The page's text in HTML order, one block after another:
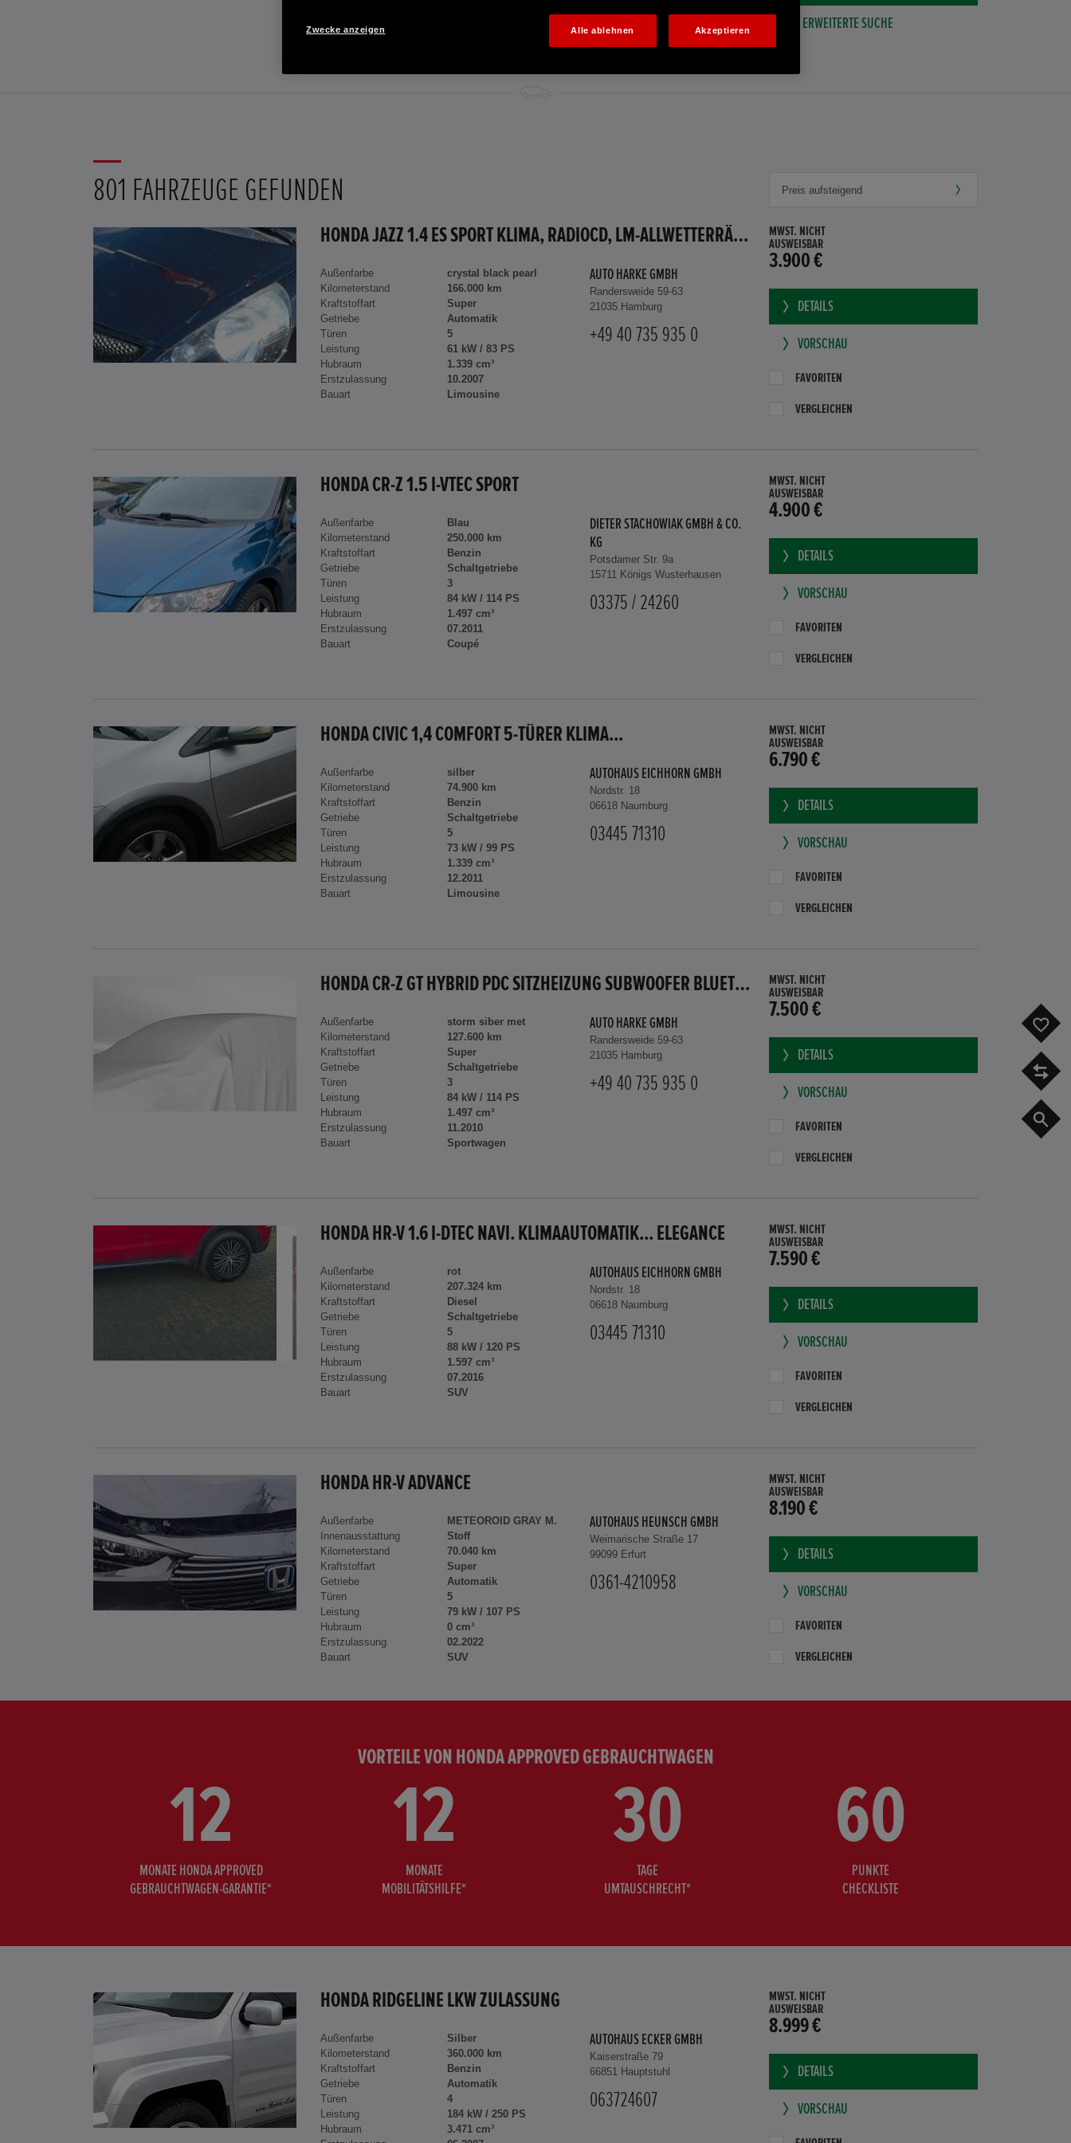
ERWEITERTE SUCHE
801 FAHRZEUGE GEFUNDEN
HONDA JAZZ 1.4 ES SPORT KLIMA, RADIOCD, LM-ALLWETTERRÄDER, PRIVACY
Außenfarbe
crystal black pearl
Kilometerstand
166.000 km
Kraftstoffart
Super
Getriebe
Automatik
Türen
5
Leistung
61 kW / 83 PS
Hubraum
1.339 cm³
Erstzulassung
10.2007
Bauart
Limousine
AUTO HARKE GMBH
Randersweide 59-63
21035 Hamburg
+49 40 735 935 0
MWST. NICHT
AUSWEISBAR
3.900 €
DETAILS
VORSCHAU
FAVORITEN
VERGLEICHEN
HONDA CR-Z 1.5 I-VTEC SPORT
Außenfarbe
Blau
Kilometerstand
250.000 km
Kraftstoffart
Benzin
Getriebe
Schaltgetriebe
Türen
3
Leistung
84 kW / 114 PS
Hubraum
1.497 cm³
Erstzulassung
07.2011
Bauart
Coupé
DIETER STACHOWIAK GMBH & CO.
KG
Potsdamer Str. 9a
15711 Königs Wusterhausen
03375 / 24260
MWST. NICHT
AUSWEISBAR
4.900 €
DETAILS
VORSCHAU
FAVORITEN
VERGLEICHEN
HONDA CIVIC 1,4 COMFORT 5-TÜRER KLIMA...
Außenfarbe
silber
Kilometerstand
74.900 km
Kraftstoffart
Benzin
Getriebe
Schaltgetriebe
Türen
5
Leistung
73 kW / 99 PS
Hubraum
1.339 cm³
Erstzulassung
12.2011
Bauart
Limousine
AUTOHAUS EICHHORN GMBH
Nordstr. 18
06618 Naumburg
03445 71310
MWST. NICHT
AUSWEISBAR
6.790 €
DETAILS
VORSCHAU
FAVORITEN
VERGLEICHEN
HONDA CR-Z GT HYBRID PDC SITZHEIZUNG SUBWOOFER BLUETOOTH
Außenfarbe
storm siber met
Kilometerstand
127.600 km
Kraftstoffart
Super
Getriebe
Schaltgetriebe
Türen
3
Leistung
84 kW / 114 PS
Hubraum
1.497 cm³
Erstzulassung
11.2010
Bauart
Sportwagen
AUTO HARKE GMBH
Randersweide 59-63
21035 Hamburg
+49 40 735 935 0
MWST. NICHT
AUSWEISBAR
7.500 €
DETAILS
VORSCHAU
FAVORITEN
VERGLEICHEN
HONDA HR-V 1.6 I-DTEC NAVI. KLIMAAUTOMATIK... ELEGANCE
Außenfarbe
rot
Kilometerstand
207.324 km
Kraftstoffart
Diesel
Getriebe
Schaltgetriebe
Türen
5
Leistung
88 kW / 120 PS
Hubraum
1.597 cm³
Erstzulassung
07.2016
Bauart
SUV
AUTOHAUS EICHHORN GMBH
Nordstr. 18
06618 Naumburg
03445 71310
MWST. NICHT
AUSWEISBAR
7.590 €
DETAILS
VORSCHAU
FAVORITEN
VERGLEICHEN
HONDA HR-V ADVANCE
Außenfarbe
METEOROID GRAY M.
Innenausstattung
Stoff
Kilometerstand
70.040 km
Kraftstoffart
Super
Getriebe
Automatik
Türen
5
Leistung
79 kW / 107 PS
Hubraum
0 cm³
Erstzulassung
02.2022
Bauart
SUV
AUTOHAUS HEUNSCH GMBH
Weimarische Straße 17
99099 Erfurt
0361-4210958
MWST. NICHT
AUSWEISBAR
8.190 €
DETAILS
VORSCHAU
FAVORITEN
VERGLEICHEN
VORTEILE VON HONDA APPROVED GEBRAUCHTWAGEN
12
MONATE HONDA APPROVED
GEBRAUCHTWAGEN-GARANTIE*
12
MONATE
MOBILITÄTSHILFE*
30
TAGE
UMTAUSCHRECHT*
60
PUNKTE
CHECKLISTE
HONDA RIDGELINE LKW ZULASSUNG
Außenfarbe
Silber
Kilometerstand
360.000 km
Kraftstoffart
Benzin
Getriebe
Automatik
Türen
4
Leistung
184 kW / 250 PS
Hubraum
3.471 cm³
AUTOHAUS ECKER GMBH
Kaiserstraße 79
66851 Hauptstuhl
063724607
MWST. NICHT
AUSWEISBAR
8.999 €
DETAILS
VORSCHAU
Zwecke anzeigen Alle ablehnen Akzeptieren